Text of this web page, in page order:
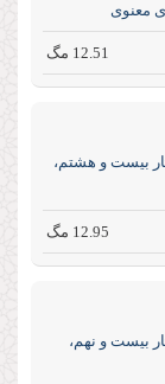
معنوی
12.51 مگ
بیست و هشتم،
12.95 مگ
بیست و نهم،